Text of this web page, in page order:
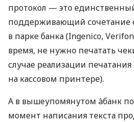
протокол — это
поддерживающий сочетание
в парке банка (Ingenico,
время, не нужно печатать
случае реализации
на кассовом принтере).
А в вышеупомянутом àбанк
момент написания текста